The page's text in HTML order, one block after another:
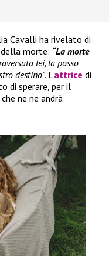
Cavalli ha rivelato di
della morte: “La morte
lei, la posso
destino”. L’attrice di
di sperare, per il
ne ne andrà